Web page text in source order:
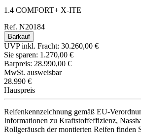
1.4 COMFORT+ X-ITE
Ref. N20184
Barkauf
UVP inkl. Fracht: 30.260,00 €
Sie sparen: 1.270,00 €
Barpreis: 28.990,00 €
MwSt. ausweisbar
28.990 €
Hauspreis
Reifenkennzeichnung gemäß EU-
Informationen zu Kraftstoffeffizienz,
Rollgeräusch der montierten Reifen finden